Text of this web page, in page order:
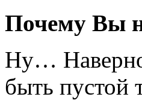
Почему Вы
Ну…
быть пустой